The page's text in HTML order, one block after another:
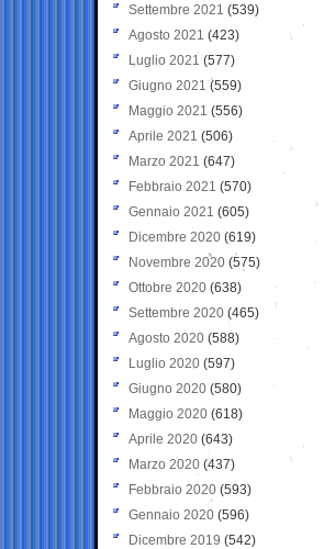
Settembre 2021 (539)
Agosto 2021 (423)
Luglio 2021 (577)
Giugno 2021(559)
Maggio 2021 (556)
Aprile 2021 (506)
Marzo 2021 (647)
Febbraio 2021 (570)
Gennaio 2021 (605)
Dicembre 2020 (619)
Novembre 2020 (575)
Ottobre 2020 (638)
Settembre 2020(465)
Agosto 2020 (588)
Luglio 2020 (597)
Giugno 2020 (580)
Maggio 2020 (618)
Aprile 2020 (643)
Marzo 2020 (437)
Febbraio 2020 (593)
Gennaio 2020 (596)
Dicembre 2019 (542)